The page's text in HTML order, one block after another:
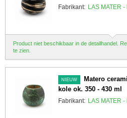
Fabrikant: LAS MATER
Product niet beschikbaar in de detailhandel.
te zien.
NIEUW
Matero
kole ok. 350 - 430 ml
Fabrikant: LAS MATER